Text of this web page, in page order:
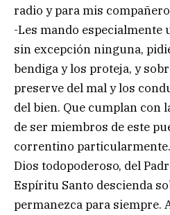
radio y para mis
-Les mando especialmente
sin excepción ninguna,
bendiga y los proteja, y
preserve del mal y los
del bien. Que cumplan con
de ser miembros de este
correntino
Dios todopoderoso, del
Espíritu Santo descienda
permanezca para siempre.